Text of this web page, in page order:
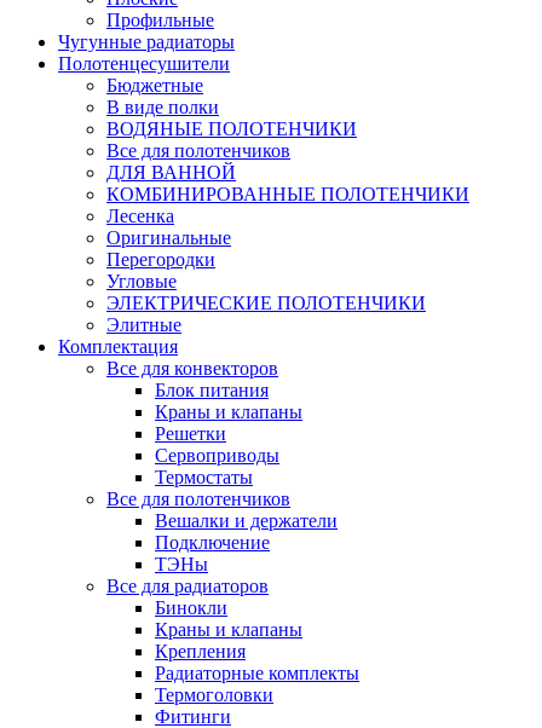
Профильные
Чугунные радиаторы
Полотенцесушители
Бюджетные
В виде полки
ВОДЯНЫЕ ПОЛОТЕНЧИКИ
Все для полотенчиков
ДЛЯ ВАННОЙ
КОМБИНИРОВАННЫЕ ПОЛОТЕНЧИКИ
Лесенка
Оригинальные
Перегородки
Угловые
ЭЛЕКТРИЧЕСКИЕ ПОЛОТЕНЧИКИ
Элитные
Комплектация
Все для конвекторов
Блок питания
Краны и клапаны
Решетки
Сервоприводы
Термостаты
Все для полотенчиков
Вешалки и держатели
Подключение
ТЭНы
Все для радиаторов
Бинокли
Краны и клапаны
Крепления
Радиаторные комплекты
Термоголовки
Фитинги